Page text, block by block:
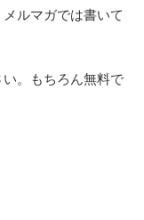
ルマガでは書いて
。もちろん無料で